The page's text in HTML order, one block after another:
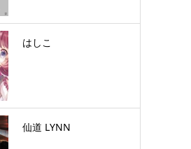
はしこ
仙道 LYNN